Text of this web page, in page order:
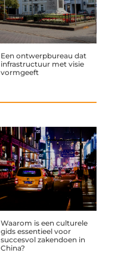
Een ontwerpbureau dat
infrastructuur met visie
vormgeeft
Waarom is een culturele
gids essentieel voor
succesvol zakendoen in
China?